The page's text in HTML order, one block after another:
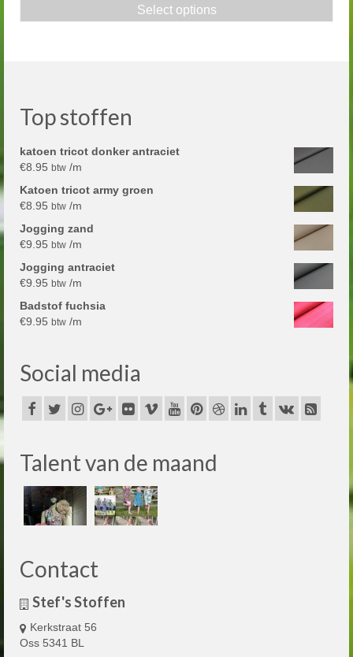
Select options
Top stoffen
katoen tricot donker antraciet
€8.95 btw /m
Katoen tricot army groen
€8.95 btw /m
Jogging zand
€9.95 btw /m
Jogging antraciet
€9.95 btw /m
Badstof fuchsia
€9.95 btw /m
Social media
Talent van de maand
Contact
Stef's Stoffen
Kerkstraat 56
Oss 5341 BL